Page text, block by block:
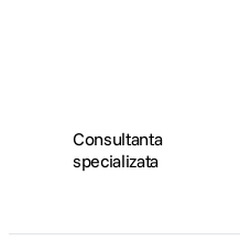
Consultanta
specializata